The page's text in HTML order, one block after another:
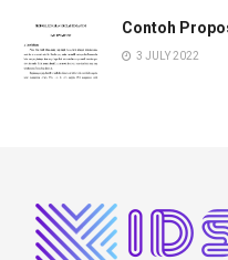
Contoh
3 JULY 2022